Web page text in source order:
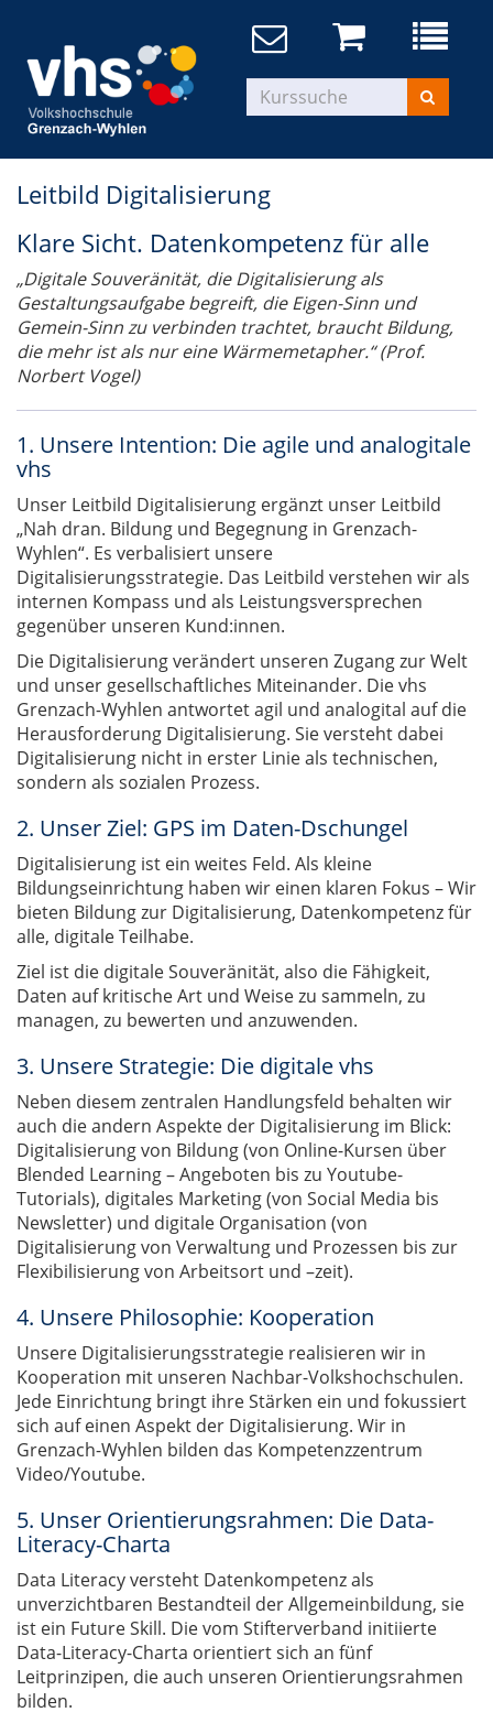
Leitbild Digitalisierung
Klare Sicht. Datenkompetenz für alle
„Digitale Souveränität, die Digitalisierung als
Gestaltungsaufgabe begreift, die Eigen-Sinn und
Gemein-Sinn zu verbinden trachtet, braucht Bildung,
die mehr ist als nur eine Wärmemetapher.“ (Prof.
Norbert Vogel)
1. Unsere Intention: Die agile und analogitale
vhs
Unser Leitbild Digitalisierung ergänzt unser Leitbild
„Nah dran. Bildung und Begegnung in Grenzach-
Wyhlen“. Es verbalisiert unsere
Digitalisierungsstrategie. Das Leitbild verstehen wir als
internen Kompass und als Leistungsversprechen
gegenüber unseren Kund:innen.
Die Digitalisierung verändert unseren Zugang zur Welt
und unser gesellschaftliches Miteinander. Die vhs
Grenzach-Wyhlen antwortet agil und analogital auf die
Herausforderung Digitalisierung. Sie versteht dabei
Digitalisierung nicht in erster Linie als technischen,
sondern als sozialen Prozess.
2. Unser Ziel: GPS im Daten-Dschungel
Digitalisierung ist ein weites Feld. Als kleine
Bildungseinrichtung haben wir einen klaren Fokus – Wir
bieten Bildung zur Digitalisierung, Datenkompetenz für
alle, digitale Teilhabe.
Ziel ist die digitale Souveränität, also die Fähigkeit,
Daten auf kritische Art und Weise zu sammeln, zu
managen, zu bewerten und anzuwenden.
3. Unsere Strategie: Die digitale vhs
Neben diesem zentralen Handlungsfeld behalten wir
auch die andern Aspekte der Digitalisierung im Blick:
Digitalisierung von Bildung (von Online-Kursen über
Blended Learning – Angeboten bis zu Youtube-
Tutorials), digitales Marketing (von Social Media bis
Newsletter) und digitale Organisation (von
Digitalisierung von Verwaltung und Prozessen bis zur
Flexibilisierung von Arbeitsort und –zeit).
4. Unsere Philosophie: Kooperation
Unsere Digitalisierungsstrategie realisieren wir in
Kooperation mit unseren Nachbar-Volkshochschulen.
Jede Einrichtung bringt ihre Stärken ein und fokussiert
sich auf einen Aspekt der Digitalisierung. Wir in
Grenzach-Wyhlen bilden das Kompetenzzentrum
Video/Youtube.
5. Unser Orientierungsrahmen: Die Data-
Literacy-Charta
Data Literacy versteht Datenkompetenz als
unverzichtbaren Bestandteil der Allgemeinbildung, sie
ist ein Future Skill. Die vom Stifterverband initiierte
Data-Literacy-Charta orientiert sich an fünf
Leitprinzipen, die auch unseren Orientierungsrahmen
bilden.